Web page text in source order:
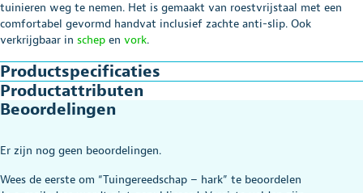
tuinieren weg te nemen. Het is gemaakt van roestvrijstaal met een
comfortabel gevormd handvat inclusief zachte anti-slip. Ook
verkrijgbaar in schep en vork.
Productspecificaties
Productattributen
Beoordelingen
Er zijn nog geen beoordelingen.
Wees de eerste om “Tuingereedschap – hark” te beoordelen